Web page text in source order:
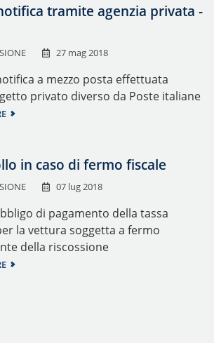
tramite agenzia privata -
27 mag 2018
a mezzo posta effettuata
privato diverso da Poste italiane
in caso di fermo fiscale
07 lug 2018
di pagamento della tassa
la vettura soggetta a fermo
della riscossione